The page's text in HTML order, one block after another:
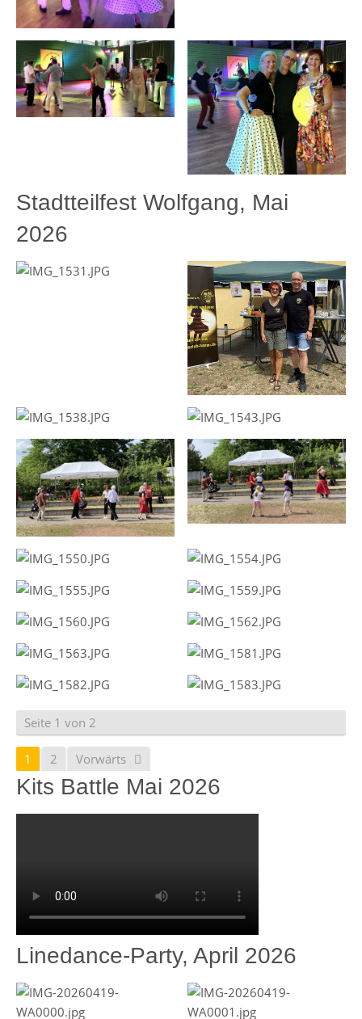
Stadtteilfest Wolfgang, Mai
2026
Seite 1 von 2
1 2 Vorwärts
Kits Battle Mai 2026
Linedance-Party, April 2026